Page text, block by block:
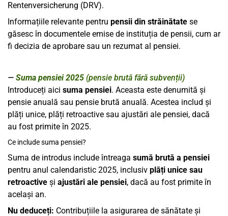
Rentenversicherung (DRV).
Informațiile relevante pentru pensii din străinătate se
găsesc în documentele emise de instituția de pensii, cum ar
fi decizia de aprobare sau un rezumat al pensiei.
Suma pensiei 2025 (pensie brută fără subvenții)
Introduceți aici suma pensiei. Aceasta este denumită și
pensie anuală sau pensie brută anuală. Acestea includ și
plăți unice, plăți retroactive sau ajustări ale pensiei, dacă
au fost primite în 2025.
Ce include suma pensiei?
Suma de introdus include întreaga sumă brută a pensiei
pentru anul calendaristic 2025, inclusiv plăți unice sau
retroactive și ajustări ale pensiei, dacă au fost primite în
același an.
Nu deduceți: Contribuțiile la asigurarea de sănătate și